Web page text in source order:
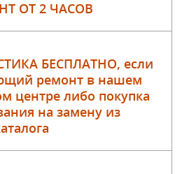
ОТ 2 ЧАСОВ
БЕСПЛАТНО, если
ремонт в нашем
центре либо покупка
на замену из